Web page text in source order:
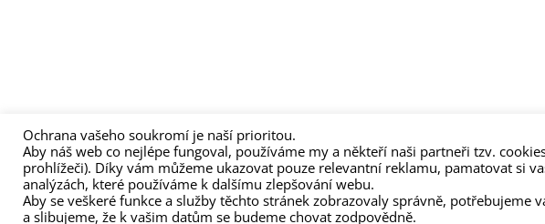
(C) Zita Nováková 2023
Ochrana vašeho soukromí je naší prioritou.
Aby náš web co nejlépe fungoval, používáme my a někteří naši partneři tzv.
prohlížeči). Díky vám můžeme ukazovat pouze relevantní reklamu, pamatovat si
analýzách, které používáme k dalšímu zlepšování webu.
Aby se veškeré funkce a služby těchto stránek zobrazovaly správně, potřebujeme
a slibujeme, že k vašim datům se budeme chovat zodpovědně.